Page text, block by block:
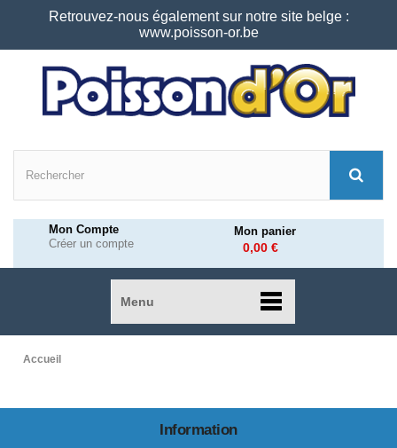
Retrouvez-nous également sur notre site belge :
www.poisson-or.be
Mon Compte
Créer un compte
Mon panier
0,00 €
Menu
Accueil
Information